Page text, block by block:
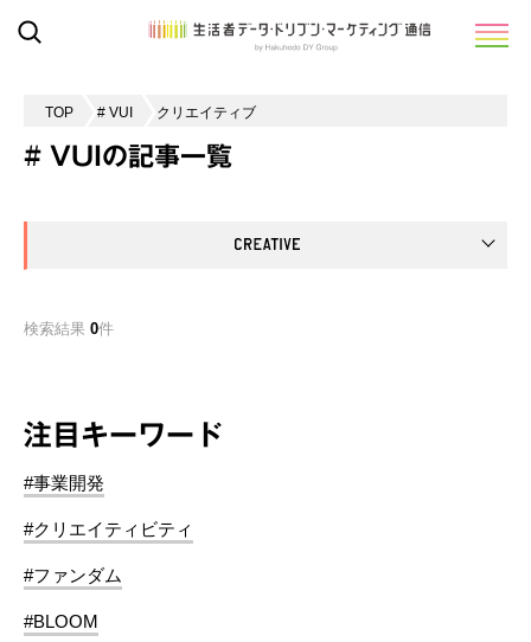
TOP # VUI クリエイティブ
# VUIの記事一覧
検索結果 0件
注目キーワード
#事業開発
#クリエイティビティ
#ファンダム
#BLOOM